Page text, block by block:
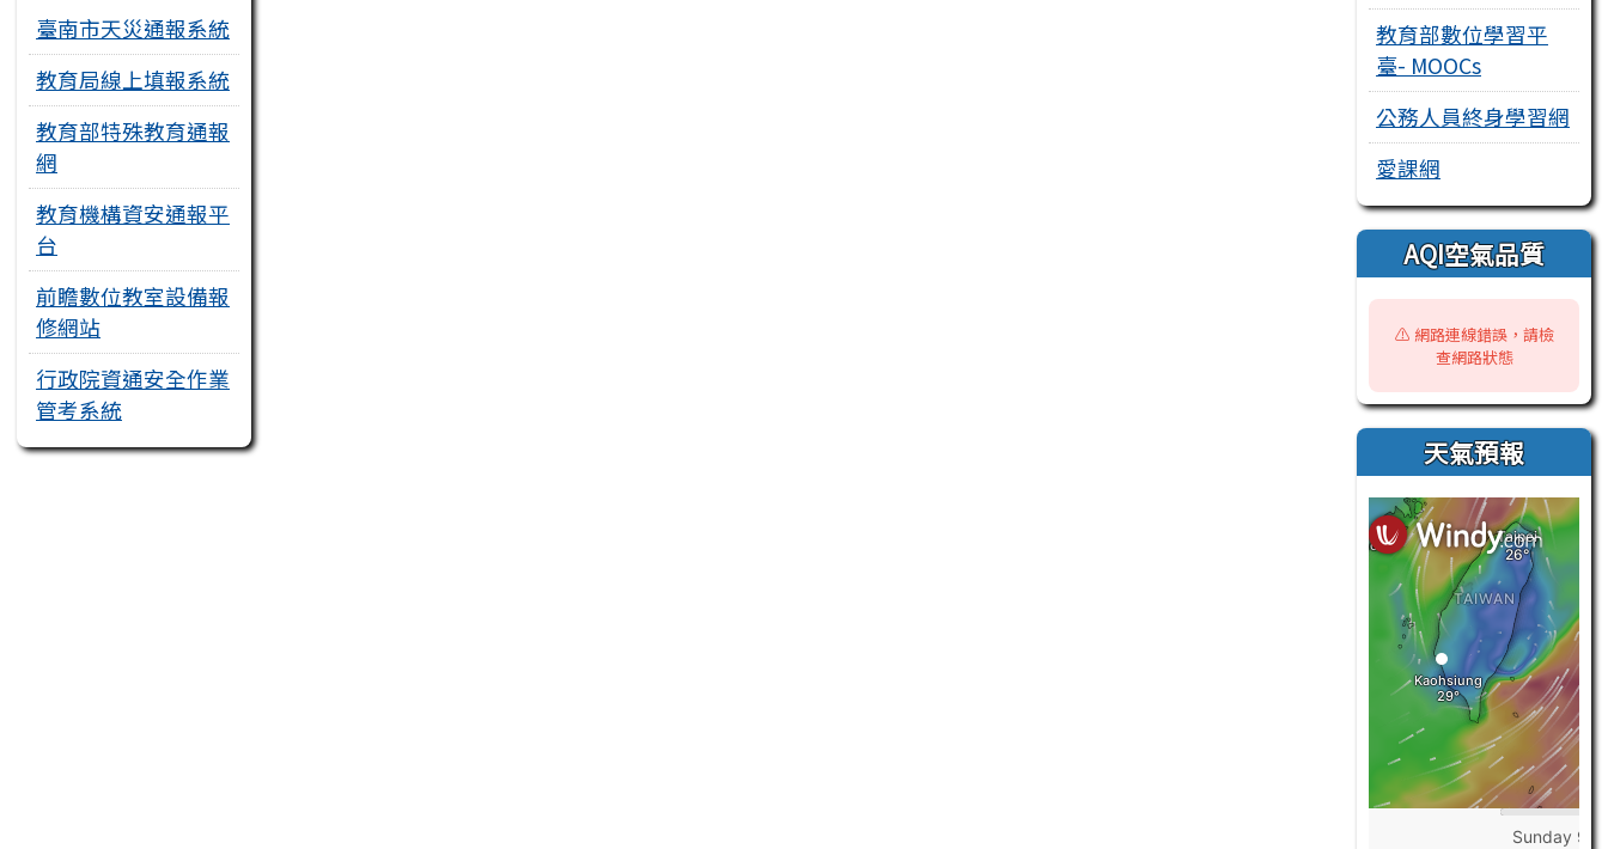
臺南市天災通報系統
教育局線上填報系統
教育部特殊教育通報
網
教育機構資安通報平
台
前瞻數位教室設備報
修網站
行政院資通安全作業
管考系統
教育部數位學習平
臺- MOOCs
公務人員終身學習網
愛課網
AQI空氣品質
⚠️ 網路連線錯誤，請檢
查網路狀態
天氣預報